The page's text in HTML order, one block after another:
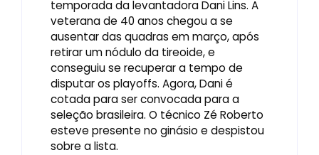
temporada da levantadora Dani Lins. A
veterana de 40 anos chegou a se
ausentar das quadras em março, após
retirar um nódulo da tireoide, e
conseguiu se recuperar a tempo de
disputar os playoffs. Agora, Dani é
cotada para ser convocada para a
seleção brasileira. O técnico Zé Roberto
esteve presente no ginásio e despistou
sobre a lista.